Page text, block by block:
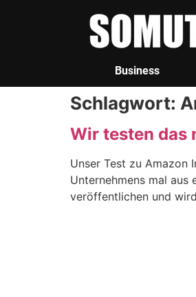
Business
Schlagwort:
Wir testen das
Unser Test zu Amazon
Unternehmens mal aus
veröffentlichen und